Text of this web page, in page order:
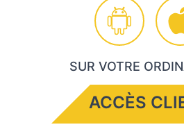
SUR VOTRE
ACCÈS